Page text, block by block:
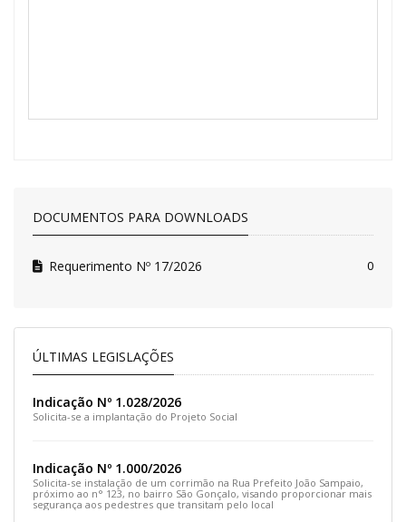
DOCUMENTOS PARA DOWNLOADS
Requerimento Nº 17/2026 0
ÚLTIMAS LEGISLAÇÕES
Indicação Nº 1.028/2026
Solicita-se a implantação do Projeto Social
Indicação Nº 1.000/2026
Solicita-se instalação de um corrimão na Rua Prefeito João Sampaio,
próximo ao n° 123, no bairro São Gonçalo, visando proporcionar mais
segurança aos pedestres que transitam pelo local